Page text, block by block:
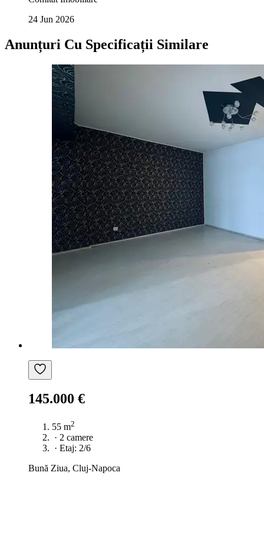
24 Jun 2026
Anunțuri Cu Specificații Similare
145.000 €
55 m2
· 2 camere
· Etaj: 2/6
Bună Ziua, Cluj-Napoca